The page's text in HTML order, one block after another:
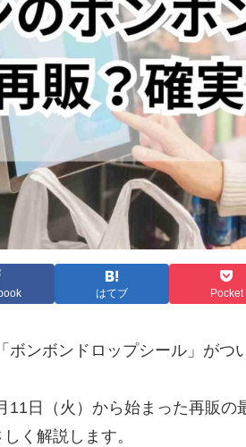
はてブ Pocket
ボンボンドロップシール」がつ
11日（火）から始まった再販
く解説します。